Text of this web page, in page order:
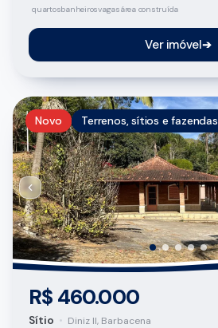
quartosbanheirosvagasárea construída
Ver imóvel➔
Novo Terrenos, sítios e fazendas
R$ 460.000
Sítio • Diniz II, Barbacena